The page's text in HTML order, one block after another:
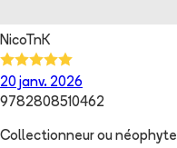
NicoTnK
20 janv. 2026
9782808510462
Collectionneur ou néophyte